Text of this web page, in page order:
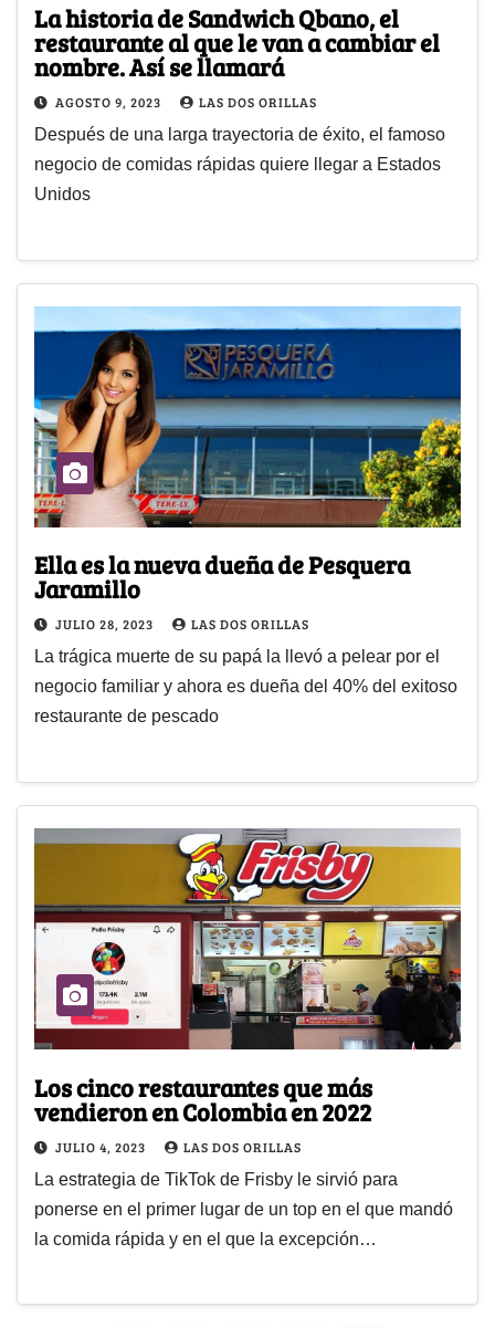
La historia de Sandwich Qbano, el
restaurante al que le van a cambiar el
nombre. Así se llamará
AGOSTO 9, 2023 LAS DOS ORILLAS
Después de una larga trayectoria de éxito, el famoso
negocio de comidas rápidas quiere llegar a Estados
Unidos
Ella es la nueva dueña de Pesquera
Jaramillo
JULIO 28, 2023 LAS DOS ORILLAS
La trágica muerte de su papá la llevó a pelear por el
negocio familiar y ahora es dueña del 40% del exitoso
restaurante de pescado
Los cinco restaurantes que más
vendieron en Colombia en 2022
JULIO 4, 2023 LAS DOS ORILLAS
La estrategia de TikTok de Frisby le sirvió para
ponerse en el primer lugar de un top en el que mandó
la comida rápida y en el que la excepción…